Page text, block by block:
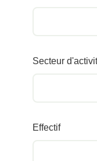
Secteur
Effectif